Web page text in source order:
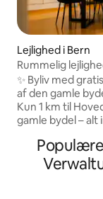
Lejlighed i Bern
Rummelig
Oldtown
✨ Byliv med
af den gamle bydel ✓ Beliggenhed:
Kun 1 km til
gamle bydel –
soveværelser
køkken med
Nespresso ✓